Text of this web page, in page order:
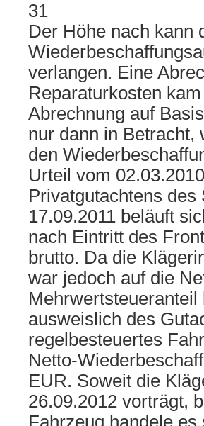
31
Der Höhe nach kann
verlangen. Eine
Reparaturkosten
Abrechnung auf
nur dann in Betracht,
den
Urteil vom
Privatgutachtens
17.09.2011 beläuft
nach Eintritt des
brutto. Da die
war jedoch auf die
ausweislich des
regelbesteuertes
Netto-
EUR. Soweit die
26.09.2012 vorträgt,
Fahrzeug handele